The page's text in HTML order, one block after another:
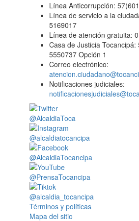
Línea Anticorrupción:
Línea de servicio a la
5169017
Línea de atención gratuita:
Casa de Justicia Tocancipá:
5550737 Opción 1
Correo electrónico:
Notificaciones judiciales:
@AlcaldiaToca
@alcaldiatocancipa
@AlcaldiaTocancipa
@PrensaTocancipa
@alcaldia_tocancipa
Términos y políticas
Mapa del sitio